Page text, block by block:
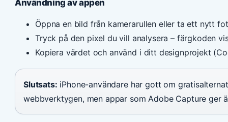
Användning av appen
Öppna en bild från kamerarullen eller ta ett nytt
Tryck på den pixel du vill analysera – färgkoden
Kopiera värdet och använd i ditt designprojekt
Slutsats: iPhone-användare har gott om
webbverktygen, men appar som Adobe Capture ger